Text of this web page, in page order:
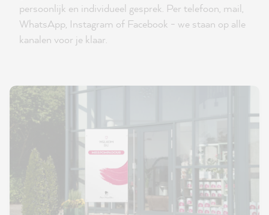
persoonlijk en individueel gesprek. Per telefoon, mail,
WhatsApp, Instagram of Facebook - we staan op alle
kanalen voor je klaar.